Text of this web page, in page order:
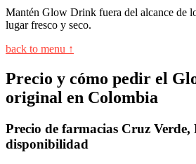
Mantén Glow Drink fuera del alcance de
lugar fresco y seco.
back to menu ↑
Precio y cómo pedir el
original en Colombia
Precio de farmacias Cruz
disponibilidad